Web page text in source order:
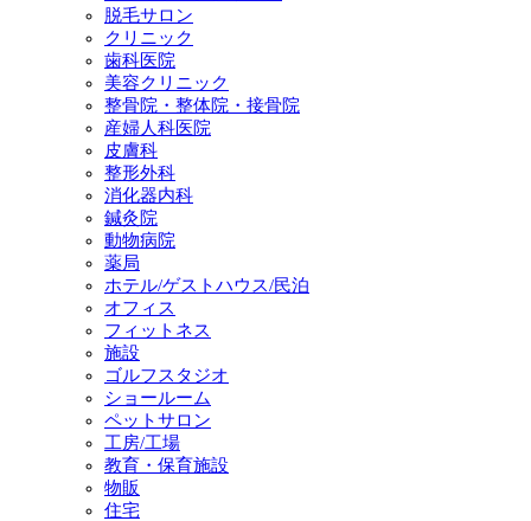
脱毛サロン
クリニック
歯科医院
美容クリニック
整骨院・整体院・接骨院
産婦人科医院
皮膚科
整形外科
消化器内科
鍼灸院
動物病院
薬局
ホテル/ゲストハウス/民泊
オフィス
フィットネス
施設
ゴルフスタジオ
ショールーム
ペットサロン
工房/工場
教育・保育施設
物販
住宅